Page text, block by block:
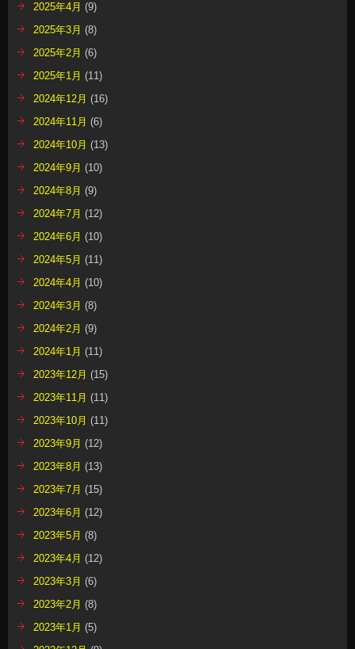
2025年4月 (9)
2025年3月 (8)
2025年2月 (6)
2025年1月 (11)
2024年12月 (16)
2024年11月 (6)
2024年10月 (13)
2024年9月 (10)
2024年8月 (9)
2024年7月 (12)
2024年6月 (10)
2024年5月 (11)
2024年4月 (10)
2024年3月 (8)
2024年2月 (9)
2024年1月 (11)
2023年12月 (15)
2023年11月 (11)
2023年10月 (11)
2023年9月 (12)
2023年8月 (13)
2023年7月 (15)
2023年6月 (12)
2023年5月 (8)
2023年4月 (12)
2023年3月 (6)
2023年2月 (8)
2023年1月 (5)